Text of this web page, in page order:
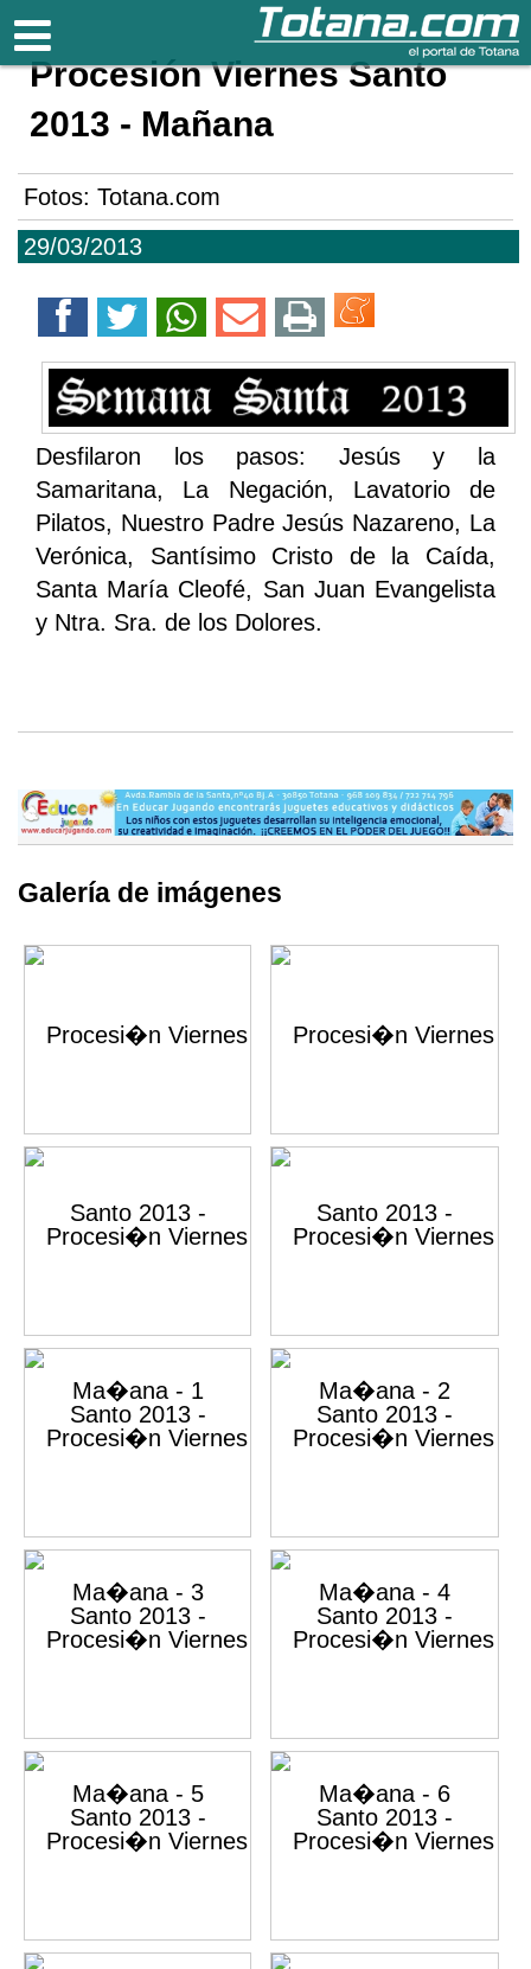
Totana.com
29/03/2013
Procesión Viernes Santo
2013 - Mañana
Fotos: Totana.com
Desfilaron los pasos: Jesús y la
Samaritana, La Negación, Lavatorio de
Pilatos, Nuestro Padre Jesús Nazareno, La
Verónica, Santísimo Cristo de la Caída,
Santa María Cleofé, San Juan Evangelista
y Ntra. Sra. de los Dolores.
Galería de imágenes